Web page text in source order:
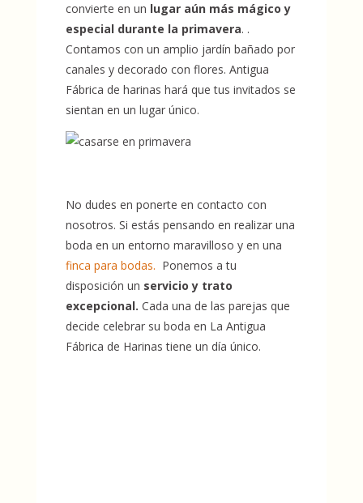
convierte en un lugar aún más mágico y
especial durante la primavera. .
Contamos con un amplio jardín bañado por
canales y decorado con flores. Antigua
Fábrica de harinas hará que tus invitados se
sientan en un lugar único.
No dudes en ponerte en contacto con
nosotros. Si estás pensando en realizar una
boda en un entorno maravilloso y en una
finca para bodas. Ponemos a tu
disposición un servicio y trato
excepcional. Cada una de las parejas que
decide celebrar su boda en La Antigua
Fábrica de Harinas tiene un día único.